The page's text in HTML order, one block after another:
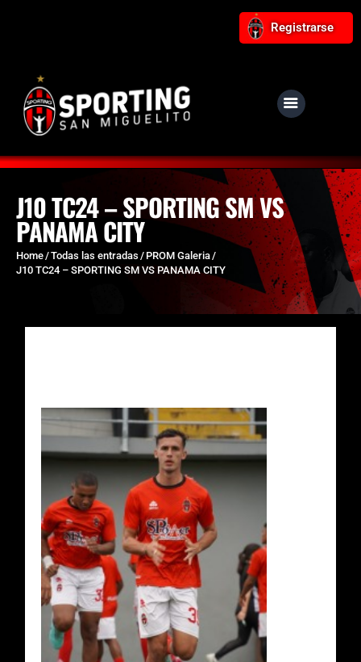
Registrarse
J10 TC24 – SPORTING SM VS
PANAMA CITY
Home Todas las entradas
PROM Galeria
J10 TC24 – SPORTING SM VS PANAMA CITY
NUESTRO CLUB
Noticias
Responsabilidad Social
Tiendita Rojinegra